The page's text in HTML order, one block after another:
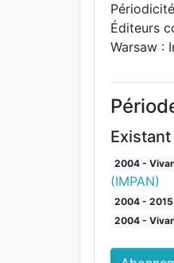
Éditeurs
Warsaw :
Existant
2004 -
(IMPAN)
2004 - 2015
2004 -